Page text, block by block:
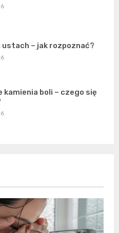
ustach – jak rozpoznać?
kamienia boli – czego się